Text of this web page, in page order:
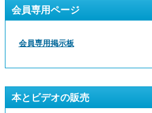
会員専用ページ
会員専用掲示板
本とビデオの販売